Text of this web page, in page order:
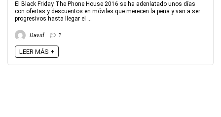
El Black Friday The Phone House 2016 se ha adenlatado unos días
con ofertas y descuentos en móviles que merecen la pena y van a ser
progresivos hasta llegar el ...
David 1
LEER MÁS +